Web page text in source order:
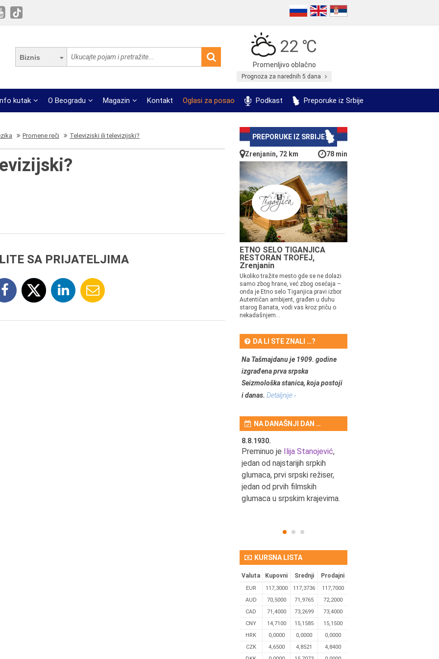
Biznis
22 ℃
Promenljivo oblačno
Prognoza za narednih 5 dana
kutak O Beogradu Magazin Kontakt Oglasi za posao Podkast Preporuke iz Srbije
Promene reči Televiziski ili televizijski?
SA PRIJATELJIMA
PREPORUKE IZ SRBIJE
Zrenjanin, 72 km 78 min
ETNO SELO TIGANJICA
RESTORAN TROFEJ,
Zrenjanin
Ukoliko tražite mesto gde se ne dolazi
samo zbog hrane, već zbog osećaja –
onda je Etno selo Tiganjica pravi izbor.
Autentičan ambijent, građen u duhu
starog Banata, vodi vas kroz priču o
nekadašnjem...
DA LI STE ZNALI …?
Na Tašmajdanu je 1909. godine
izgrađena prva srpska
Seizmološka stanica, koja postoji
i danas. Detaljnije ›
NA DANAŠNJI DAN …
8.8.1930.
Preminuo je Ilija Stanojević,
jedan od najstarijih srpkih
glumaca, prvi srpski režiser,
jedan od prvih filmskih
glumaca u srpskim krajevima.
KURSNA LISTA
Valuta Kupovni Srednji Prodajni
EUR 117,3000 117,3736
117,7000
AUD
70,5000 71,9765
72,2000
CAD
71,4000 73,2699
73,4000
CNY
14,7100 15,1585
15,1500
HRK
0,0000 0,0000
0,0000
CZK
4,6500 4,8521
4,8400